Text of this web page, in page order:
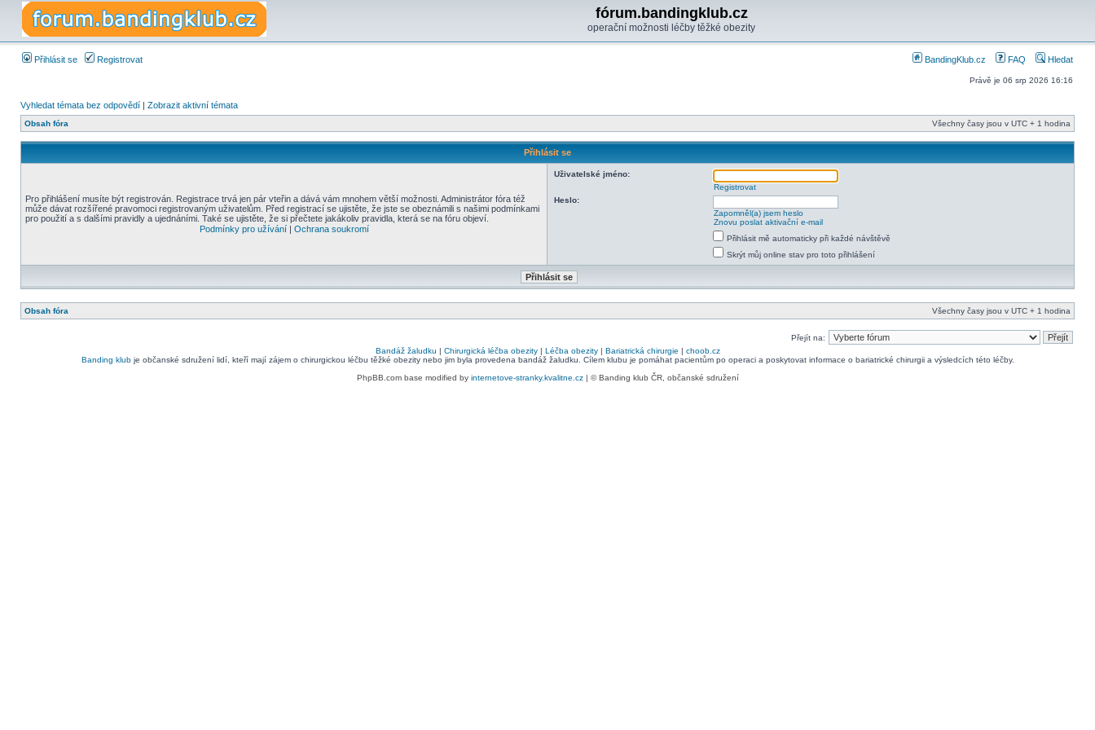
fórum.bandingklub.cz
operační možnosti léčby těžké obezity
Přihlásit se Registrovat BandingKlub.cz FAQ Hledat
Právě je 06 srp 2026 16:16
Vyhledat témata bez odpovědí | Zobrazit aktivní témata
Obsah fóra Všechny časy jsou v UTC + 1 hodina
Přihlásit se
Pro přihlášení musíte být registrován. Registrace trvá jen pár vteřin a dává vám mnohem větší možnosti. Administrátor fóra též
může dávat rozšířené pravomoci registrovaným uživatelům. Před registrací se ujistěte, že jste se obeznámili s našimi podmínkami
pro použití a s dalšími pravidly a ujednáními. Také se ujistěte, že si přečtete jakákoliv pravidla, která se na fóru objeví.
Podmínky pro užívání| Ochrana soukromí
Uživatelské jméno:
Registrovat
Heslo:
Zapomněl(a) jsem heslo
Znovu poslat aktivační e-mail
Přihlásit mě automaticky při každé návštěvě
Skrýt můj online stav pro toto přihlášení
Obsah fóra Všechny časy jsou v UTC + 1 hodina
Přejít na:
Bandáž žaludku | Chirurgická léčba obezity| Léčba obezity| Bariatrická chirurgie | choob.cz
Banding klubje občanské sdružení lidí, kteří mají zájem o chirurgickou léčbu těžké obezity nebo jim byla provedena bandáž žaludku. Cílem klubu je pomáhat pacientům po operaci a poskytovat informace o bariatrické chirurgii a výsledcích této léčby.
PhpBB.com base modified by internetove-stranky.kvalitne.cz| © Banding klub ČR, občanské sdružení